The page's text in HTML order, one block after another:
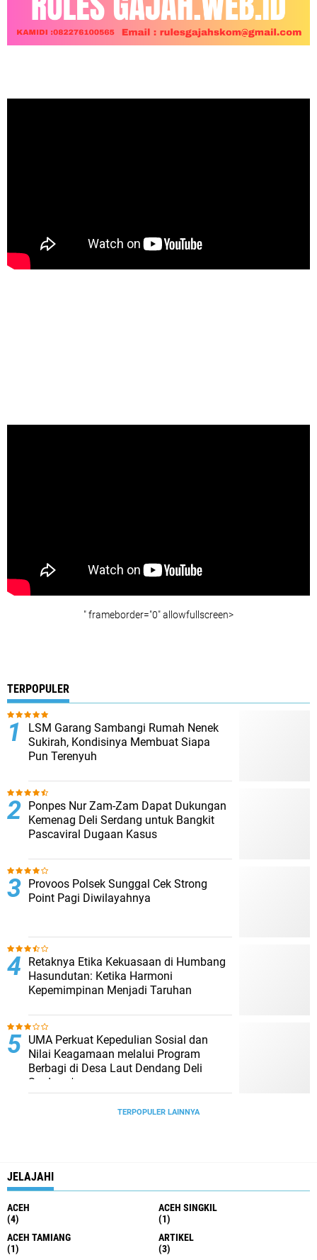
" frameborder="0" allowfullscreen>
TERPOPULER
LSM Garang Sambangi Rumah Nenek
Sukirah, Kondisinya Membuat Siapa
Pun Terenyuh
Ponpes Nur Zam-Zam Dapat Dukungan
Kemenag Deli Serdang untuk Bangkit
Pascaviral Dugaan Kasus
Provoos Polsek Sunggal Cek Strong
Point Pagi Diwilayahnya
Retaknya Etika Kekuasaan di Humbang
Hasundutan: Ketika Harmoni
Kepemimpinan Menjadi Taruhan
UMA Perkuat Kepedulian Sosial dan
Nilai Keagamaan melalui Program
Berbagi di Desa Laut Dendang Deli
Serdang*
TERPOPULER LAINNYA
JELAJAHI
ACEH
(4)
ACEH SINGKIL
(1)
ACEH TAMIANG
(1)
ARTIKEL
(3)